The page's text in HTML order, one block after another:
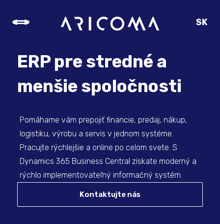
SK
ERP pre stredné a
menšie spoločnosti
Pomáhame vám prepojiť financie, predaj, nákup,
logistiku, výrobu a servis v jednom systéme.
Pracujte rýchlejšie a online po celom svete. S
Dynamics 365 Business Central získate moderný a
rýchlo implementovateľný informačný systém.
Kontaktujte nás